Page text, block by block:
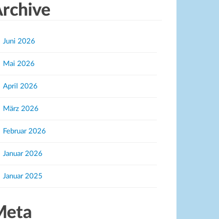
Juni 2026
Mai 2026
April 2026
März 2026
Februar 2026
Januar 2026
Januar 2025